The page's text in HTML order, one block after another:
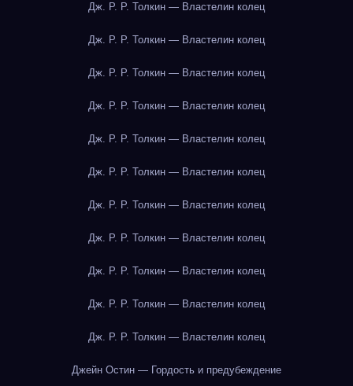
Дж. Р. Р. Толкин — Властелин колец
Дж. Р. Р. Толкин — Властелин колец
Дж. Р. Р. Толкин — Властелин колец
Дж. Р. Р. Толкин — Властелин колец
Дж. Р. Р. Толкин — Властелин колец
Дж. Р. Р. Толкин — Властелин колец
Дж. Р. Р. Толкин — Властелин колец
Дж. Р. Р. Толкин — Властелин колец
Дж. Р. Р. Толкин — Властелин колец
Дж. Р. Р. Толкин — Властелин колец
Дж. Р. Р. Толкин — Властелин колец
Джейн Остин — Гордость и предубеждение